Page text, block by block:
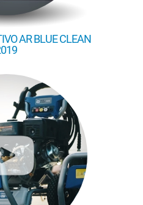
AR BLUE CLEAN